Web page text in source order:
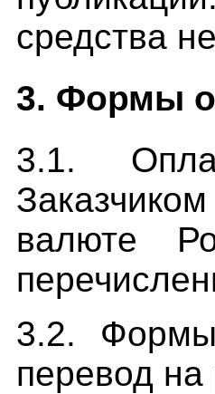
средства
3. Формы
3.1.
валюте
3.2. Формы
перевод на